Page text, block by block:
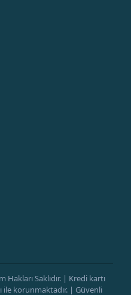
Saklıdır. | Kredi kartı
ile korunmaktadır. | Güvenli